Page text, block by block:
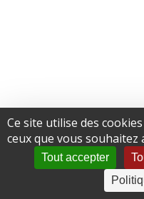
Ce site utilise des
ceux que vous souhaitez
Tout accepter